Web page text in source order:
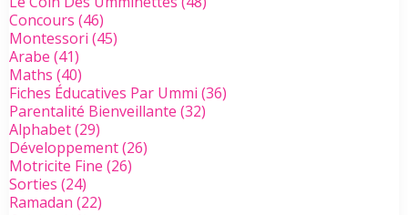
Concours (46)
Montessori (45)
Arabe (41)
Maths (40)
Fiches Éducatives Par Ummi (36)
Parentalité Bienveillante (32)
Alphabet(29)
Développement(26)
Motricite Fine (26)
Sorties (24)
Ramadan (22)